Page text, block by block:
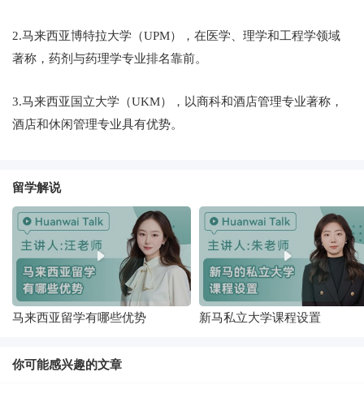
2.马来西亚博特拉大学（UPM），在医学、理学和工程学领域
著称，药剂与药理学专业排名靠前。
3.马来西亚国立大学（UKM），以商科和酒店管理专业著称，
酒店和休闲管理专业具有优势。
留学解说
马来西亚留学有哪些优势 新马私立大学课程设置
你可能感兴趣的文章